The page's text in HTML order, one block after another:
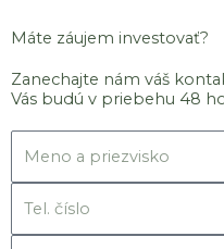
Máte záujem investovať?
Zanechajte nám váš
Vás budú v priebehu 48
číslo